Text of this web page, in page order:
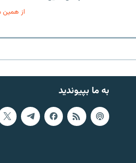
از همین
به ما بپیوندید